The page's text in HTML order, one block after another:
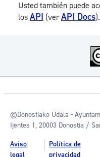
Usted también puede
los API (verAPI Docs).
©Donostiako Udala -
Ijentea 1, 20003 Donostia /
Aviso
legal
Política de
privacidad